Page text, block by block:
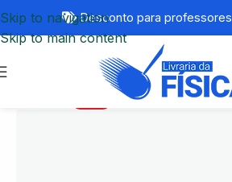
Skip to navigation
Skip to main content
Desconto para professores,